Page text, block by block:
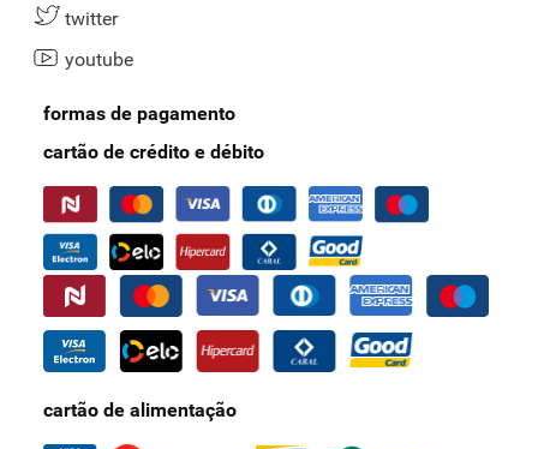
Ao usá-lo, é possível aproveitar inúmeros benefícios: ofertas
de R$ 100 e muito mais. Peça o seu cartão e garanta as vantagens!
twitter
youtube
formas de pagamento
cartão de crédito e débito
cartão de alimentação